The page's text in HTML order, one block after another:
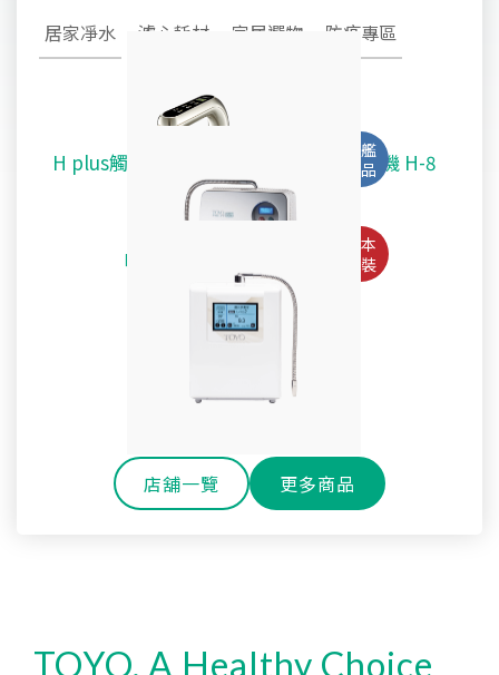
居家凈水 濾心耗材 家居選物 防疫專區
H plus觸控廚下型-鹼性離子水雙溫飲水機 H-8
鹼性離子水生成器TYH-71GS
還元水素水生成器TW-H1
SPACO 觸控櫥下型-氣泡水冰溫熱飲水機 X-3
Pro
SPACO 觸控櫥下型-雙溫飲水機 P-3 Pro
SPACO 櫥下型-RO直輸淨水器 R1 (800G)
淨水御守 - 安心生飲淨水器 OMAMORI - 2SF
淨水御守-全效能生飲淨水器 OMAMORI-2PF
櫥下型雙溫熱飲機 H-301
不鏽鋼全戶式除氯系統 TYS-200
全戶式淨軟水除氯系統 TYR-450S
TW-308及TW-H1專用主體濾心TA-1100
TW-508專用主體濾心TA-1200
淨水御守-全效能御守濾心
OMAMORI-JC
戶外休閒環保雙層玻璃水瓶
鹼性離子水超酸水生成器TYH-202
Super Water mini次氯酸水生成器
店舖一覽 更多商品
TOYO, A Healthy Choice